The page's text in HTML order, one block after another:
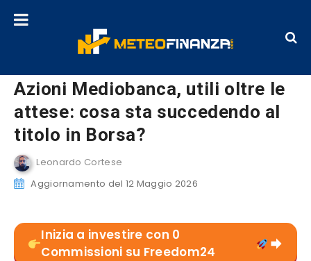
Azioni Mediobanca, utili oltre le
attese: cosa sta succedendo al
titolo in Borsa?
Leonardo Cortese
Aggiornamento del 12 Maggio 2026
Inizia a investire con 0
Commissioni su Freedom24